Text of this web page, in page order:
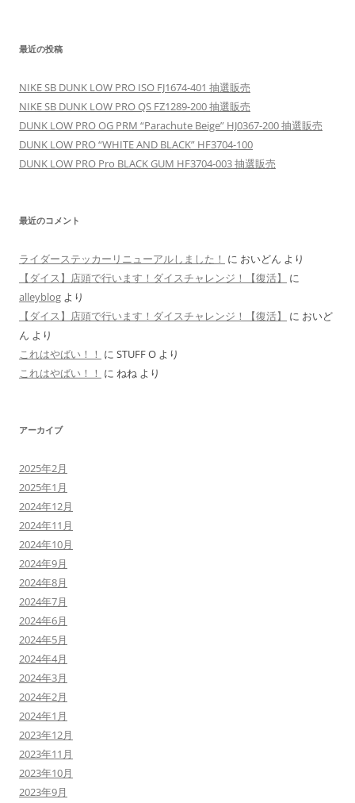
最近の投稿
NIKE SB DUNK LOW PRO ISO FJ1674-401 抽選販売
NIKE SB DUNK LOW PRO QS FZ1289-200 抽選販売
DUNK LOW PRO OG PRM “Parachute Beige” HJ0367-200 抽選販売
DUNK LOW PRO “WHITE AND BLACK” HF3704-100
DUNK LOW PRO Pro BLACK GUM HF3704-003 抽選販売
最近のコメント
ライダーステッカーリニューアルしました！ に おいどん より
【ダイス】店頭で行います！ダイスチャレンジ！【復活】
に
alleyblog より
【ダイス】店頭で行います！ダイスチャレンジ！【復活】
に おいど
ん より
これはやばい！！ に STUFF O より
これはやばい！！ に ねね より
アーカイブ
2025年2月
2025年1月
2024年12月
2024年11月
2024年10月
2024年9月
2024年8月
2024年7月
2024年6月
2024年5月
2024年4月
2024年3月
2024年2月
2024年1月
2023年12月
2023年11月
2023年10月
2023年9月